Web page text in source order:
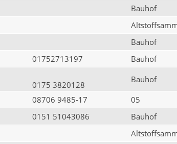
Bauhof
Bauhof
01752713197
Bauhof
0175 3820128
Bauhof
08706 9485-17 05
0151 51043086
Bauhof